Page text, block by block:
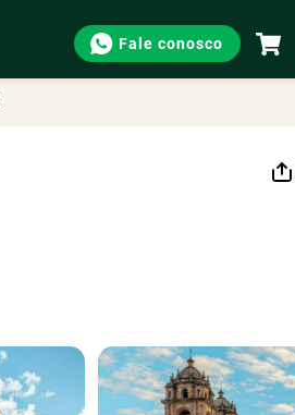
Fale conosco